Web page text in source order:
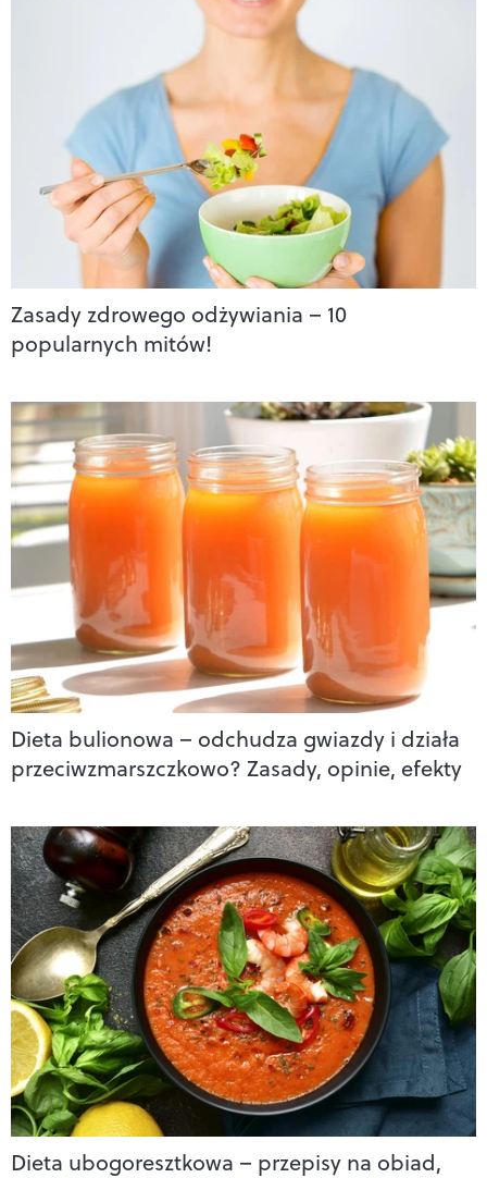
Zasady zdrowego odżywiania – 10
popularnych mitów!
Dieta bulionowa – odchudza gwiazdy i działa
przeciwzmarszczkowo? Zasady, opinie, efekty
Dieta ubogoresztkowa – przepisy na obiad,